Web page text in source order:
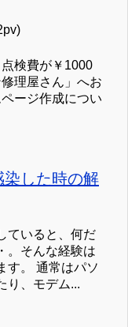
検費が￥1000
理屋さん」へお
ージ作成につい
染した時の解
ていると、何だ
。そんな経験は
す。 通常はパソ
り、モデム...